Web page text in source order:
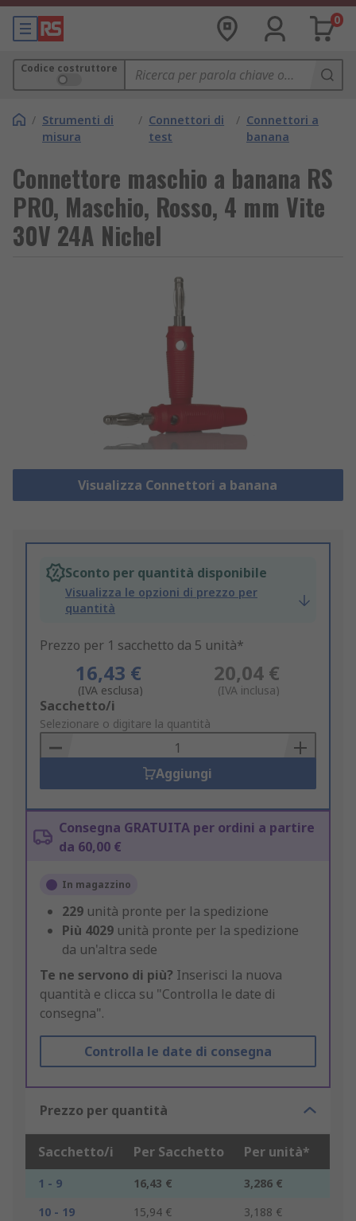
0
Codice costruttore
/ Strumenti di
misura
/ Connettori di
test
/ Connettori a
banana
Connettore maschio a banana RS
PRO, Maschio, Rosso, 4 mm Vite
30V 24A Nichel
Visualizza Connettori a banana
Sconto per quantità disponibile
Visualizza le opzioni di prezzo per
quantità
Prezzo per 1 sacchetto da 5 unità*
16,43 €
(IVA esclusa)
20,04 €
(IVA inclusa)
Add
to
Basket
Sacchetto/i
Selezionare o digitare la quantità
Aggiungi
Consegna GRATUITA per ordini a partire
da 60,00 €
In magazzino
229 unità pronte per la spedizione
Più 4029 unità pronte per la spedizione
da un'altra sede
Te ne servono di più? Inserisci la nuova
quantità e clicca su "Controlla le date di
consegna".
Controlla le date di consegna
Prezzo per quantità
Sacchetto/i Per Sacchetto Per unità*
1 - 9 16,43 €
3,286 €
10 - 19
15,94 €
3,188 €